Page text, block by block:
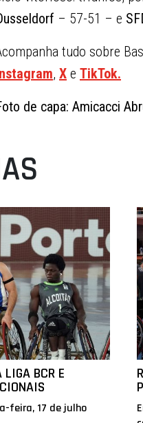
– 57-51 – e
tudo sobre
, X e TikTok.
de capa: Amicacci
LIGA BCR E
feira, 17 de julho